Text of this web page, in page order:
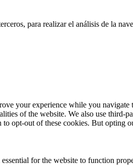
para realizar el análisis de la
your experience while you navigate
of the website. We also use third-
to opt-out of these cookies. But opting
for the website to function